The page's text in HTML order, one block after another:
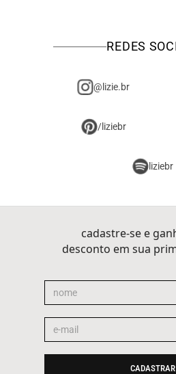
REDES
@lizie.br
/liziebr
liziebr
cadastre-se e
desconto em sua
CADASTRAR